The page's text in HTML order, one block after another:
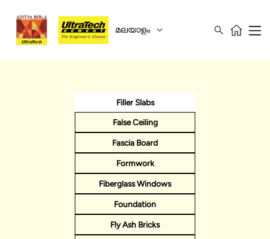
മലയാളം
Filler Slabs
False Ceiling
Fascia Board
Formwork
Fiberglass Windows
Foundation
Fly Ash Bricks